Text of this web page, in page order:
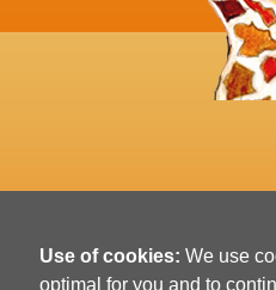
Use of cookies: We use
optimal for you and to
Unsere